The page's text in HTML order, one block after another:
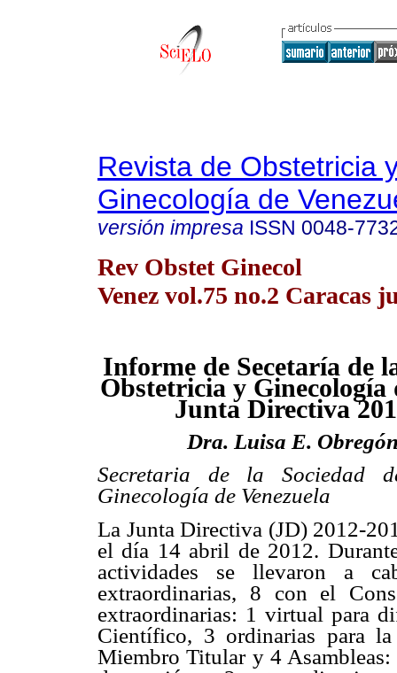
Revista de Obstetricia
Ginecología de
versión impresa ISSN 0048-
Rev Obstet Ginecol
Venez vol.75 no.2 Caracas
Informe de Secetaría de
Obstetricia y Ginecología
Junta Directiva
Dra. Luisa E.
Secretaria de la Sociedad
Ginecología de Venezuela
La Junta Directiva (JD) 2012-
el día 14 abril de 2012.
actividades se llevaron a
extraordinarias, 8 con el
extraordinarias: 1 virtual para
Científico, 3 ordinarias para
Miembro Titular y 4